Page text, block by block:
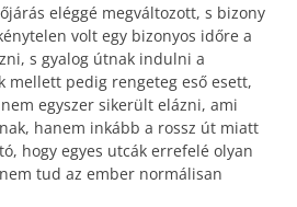
eléggé megváltozott, s bizony
volt egy bizonyos időre a
s gyalog útnak indulni a
mellett pedig rengeteg eső esett,
egyszer sikerült elázni, ami
hanem inkább a rossz út miatt
hogy egyes utcák errefelé olyan
tud az ember normálisan